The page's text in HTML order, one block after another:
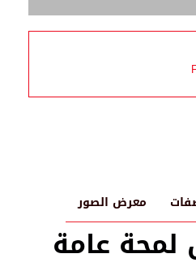
معرض الصور
عامة